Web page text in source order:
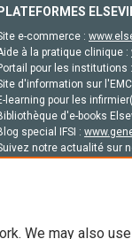
PLATEFORMES
e-commerce :
à la pratique clinique :
pour les institutions :
d'information sur
learning pour les
d'e-books
special IFSI :
notre actualité sur
We may also